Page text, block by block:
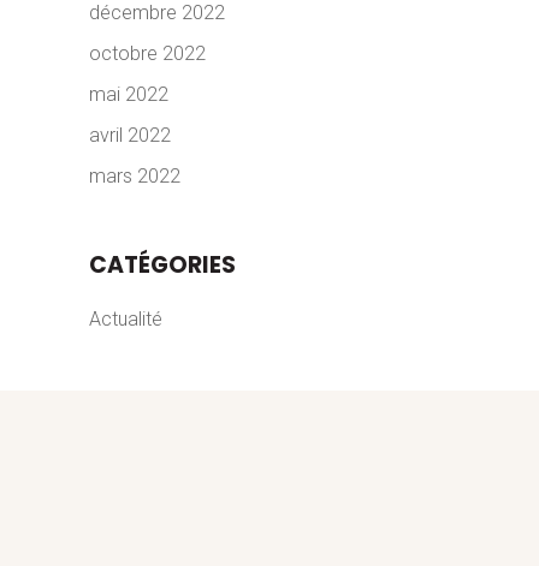
décembre 2022
octobre 2022
mai 2022
avril 2022
mars 2022
CATÉGORIES
Actualité